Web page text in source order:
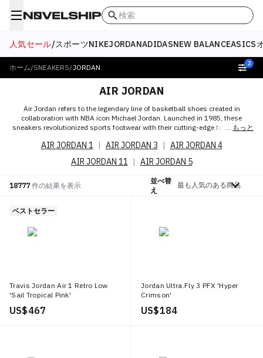
検索
人気セール/スポーツNIKEJORDANADIDASNEW BALANCEASICS
ホーム/SNEAKERS/JORDAN 2
AIR JORDAN
Air Jordan refers to the legendary line of basketball shoes created in
collaboration with NBA icon Michael Jordan. Launched in 1985, these
sneakers revolutionized sports footwear with their cutting-edge technology
transcending into streetwear culture. With a fusion of performance and
Nike's ability to create shoes that resonate with both athletes and sneaker
もっと
AIR JORDAN 1 | AIR JORDAN 3 | AIR JORDAN 4
AIR JORDAN 11
| AIR JORDAN 5
18777 件の結果を表示
並べ替
え
絞り込む
ベストセラー
Travis Jordan Air 1 Retro Low
'Sail Tropical Pink'
US$ 467
Jordan Ultra.Fly 3 PFX 'Hyper
Crimson'
US$ 184